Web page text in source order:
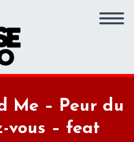
Me – Peur du
vous – feat